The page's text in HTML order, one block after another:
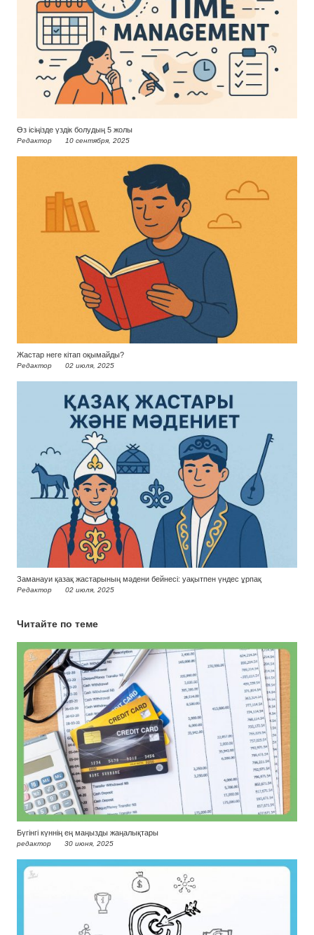
Өз ісіңізде үздік болудың 5 жолы
Редактор 10 сентября, 2025
Жастар неге кітап оқымайды?
Редактор 02 июля, 2025
Заманауи қазақ жастарының мәдени бейнесі: уақытпен үндес ұрпақ
Редактор 02 июля, 2025
Читайте по теме
Бүгінгі күннің ең маңызды жаңалықтары
редактор 30 июня, 2025